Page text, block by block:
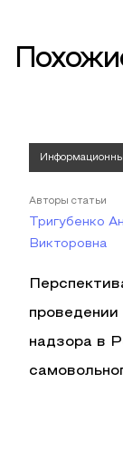
Авторы статьи
Тригубенко
Викторовна
проведении
надзора в